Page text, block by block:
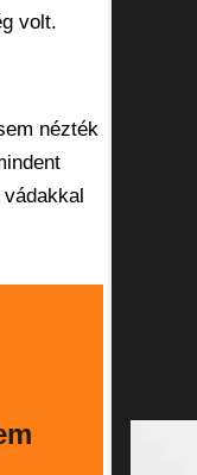
volt.
nézték